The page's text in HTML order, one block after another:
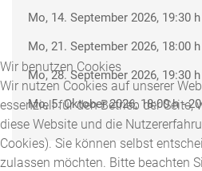
Mo, 14. September 2026, 19:30 h
Mo, 21. September 2026, 18:00 h
Mo, 28. September 2026, 19:30 h
Mo, 5. Oktober 2026, 18:00 h-
Wir benutzen Cookies
Wir nutzen Cookies auf unserer
essenziell für den Betrieb der Seite,
diese Website und die
Cookies). Sie können selbst
zulassen möchten. Bitte beachten